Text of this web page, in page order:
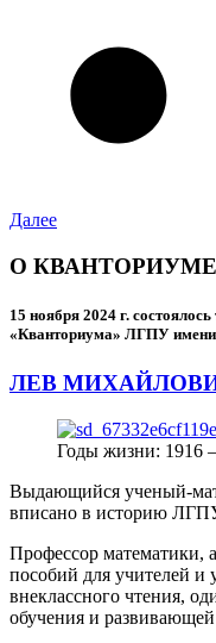
Далее
О КВАНТОРИУМЕ
15 ноября 2024 г.
«Кванториума» ЛГПУ
ЛЕВ
Годы жизни: 1916 –
Выдающийся ученый-
вписано в историю
Профессор математики,
пособий для учителей и
внеклассного чтения,
обучения и